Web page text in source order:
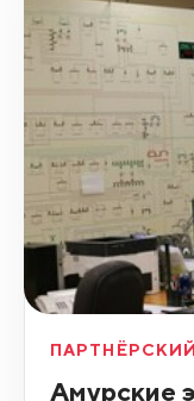
Амурские